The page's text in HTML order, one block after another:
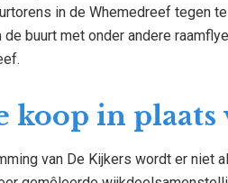
in de Whemedreef tegen
de buurt met onder andere
koop in plaats
van De Kijkers wordt er niet